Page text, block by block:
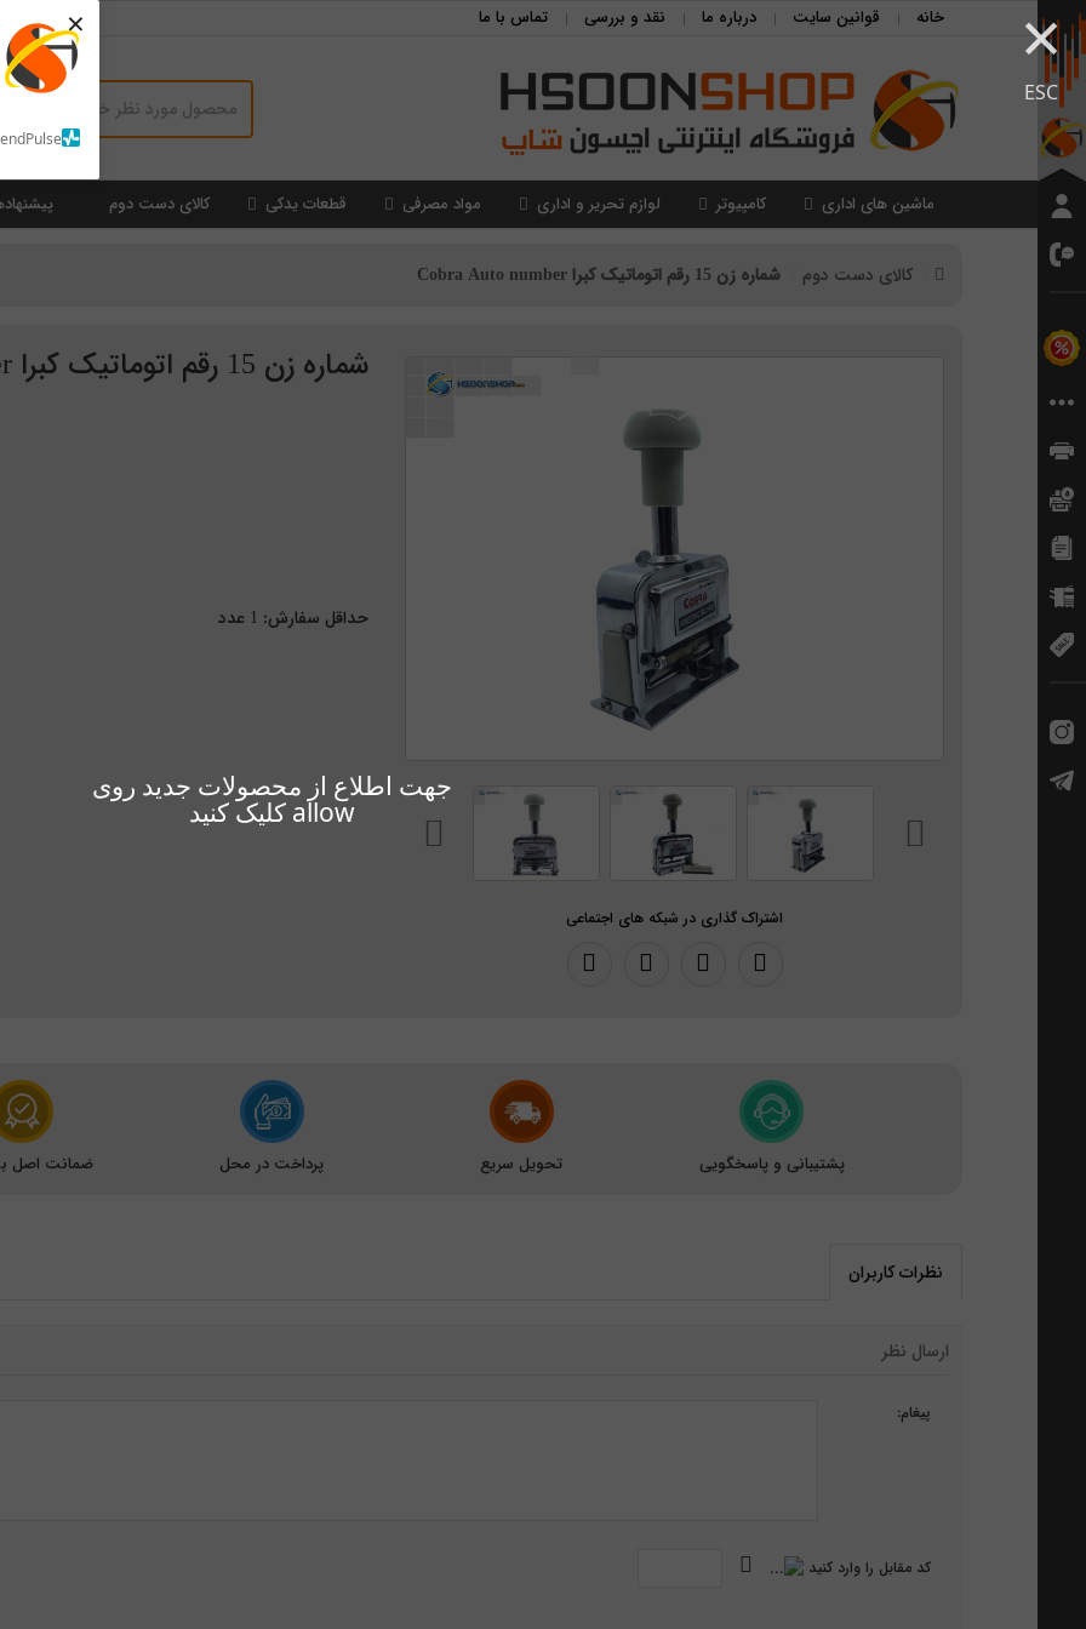
× ×
ESC
جهت اطلاع از محصولات جدید روی
allow کلیک کنید
خانه قوانین سایت درباره ما نقد و بررسی تماس با ما
ماشین های اداری کامپیوتر لوازم تحریر و اداری مواد مصرفی قطعات یدکی کالای دست دوم
کالای دست دوم شماره زن 15 رقم اتوماتیک کبرا Cobra Auto number
اشتراک گذاری در شبکه های اجتماعی
شماره زن 15 رقم اتوماتیک کبرا Cobra Auto number
حداقل سفارش: 1 عدد
پشتیبانی و پاسخگویی تحویل سریع پرداخت در محل ضمانت اصل
نظرات کاربران
ارسال نظر
پیغام:
کد مقابل را وارد کنید